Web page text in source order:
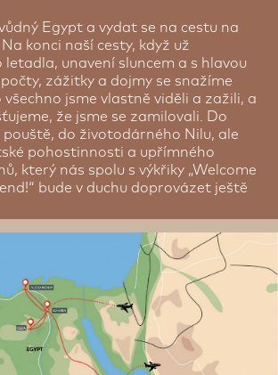
Egypt a vydat se na cestu na
konci naší cesty, když už
letadla, unavení sluncem a s hlavou
zážitky a dojmy se snažíme
jsme vlastně viděli a zažili, a
že jsme se zamilovali. Do
pouště, do životodárného Nilu, ale
pohostinnosti a upřímného
který nás spolu s výkřiky „Welcome
bude v duchu doprovázet ještě